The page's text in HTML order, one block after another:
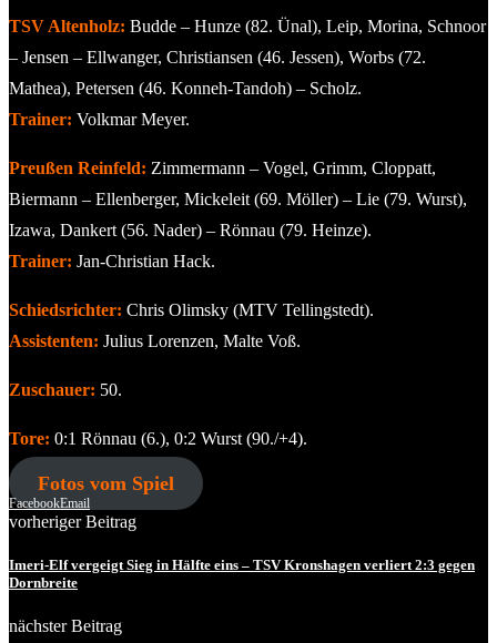
TSV Altenholz: Budde – Hunze (82. Ünal), Leip, Morina, Schnoor
– Jensen – Ellwanger, Christiansen (46. Jessen), Worbs (72.
Mathea), Petersen (46. Konneh-Tandoh) – Scholz.
Trainer: Volkmar Meyer.
Preußen Reinfeld: Zimmermann – Vogel, Grimm, Cloppatt,
Biermann – Ellenberger, Mickeleit (69. Möller) – Lie (79. Wurst),
Izawa, Dankert (56. Nader) – Rönnau (79. Heinze).
Trainer: Jan-Christian Hack.
Schiedsrichter: Chris Olimsky (MTV Tellingstedt).
Assistenten: Julius Lorenzen, Malte Voß.
Zuschauer: 50.
Tore: 0:1 Rönnau (6.), 0:2 Wurst (90./+4).
Fotos vom Spiel
FacebookEmail
vorheriger Beitrag
Imeri-Elf vergeigt Sieg in Hälfte eins – TSV Kronshagen verliert 2:3 gegen
Dornbreite
nächster Beitrag